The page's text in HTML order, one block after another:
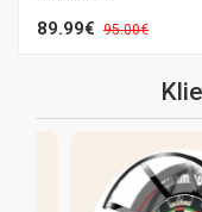
89.99€ 95.00€